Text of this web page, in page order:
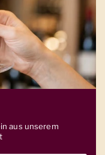
aus unserem